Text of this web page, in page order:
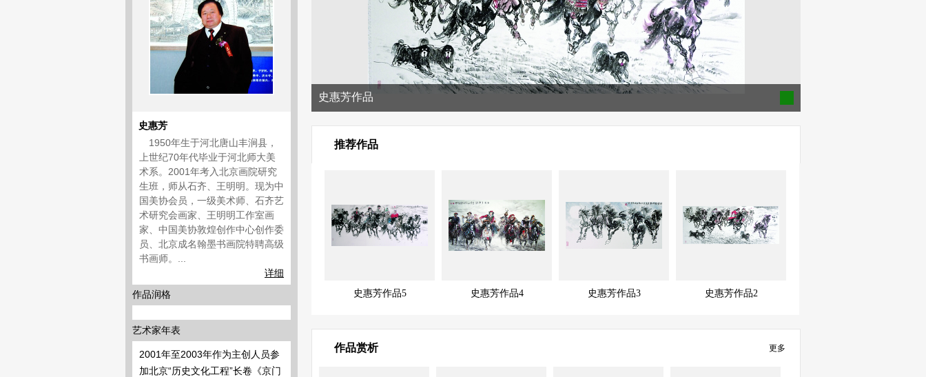
史惠芳
1950年生于河北唐山丰涧县，
上世纪70年代毕业于河北师大美
术系。2001年考入北京画院研究
生班，师从石齐、王明明。现为中
国美协会员，一级美术师、石齐艺
术研究会画家、王明明工作室画
家、中国美协敦煌创作中心创作委
员、北京成名翰墨书画院特聘高级
书画师。...
详细
作品润格
艺术家年表
2001年至2003年作为主创人员参
加北京“历史文化工程”长卷《京门
史惠芳作品
推荐作品
史惠芳作品5 史惠芳作品4 史惠芳作品3 史惠芳作品2
作品赏析 更多